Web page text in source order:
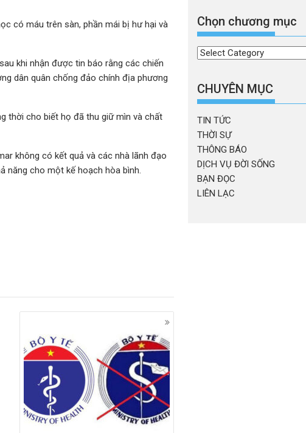
có máu trên sàn, phần mái bị hư hại và
khi nhận được tin báo rằng các chiến
dân quân chống đảo chính địa phương
thời cho biết họ đã thu giữ mìn và chất
không có kết quả và các nhà lãnh đạo
năng cho một kế hoạch hòa bình.
Chọn chương mục
Chọn
mục
CHUYÊN MỤC
TIN TỨC
THỜI SỰ
THÔNG BÁO
DỊCH VỤ ĐỜI SỐNG
BẠN ĐỌC
LIÊN LẠC